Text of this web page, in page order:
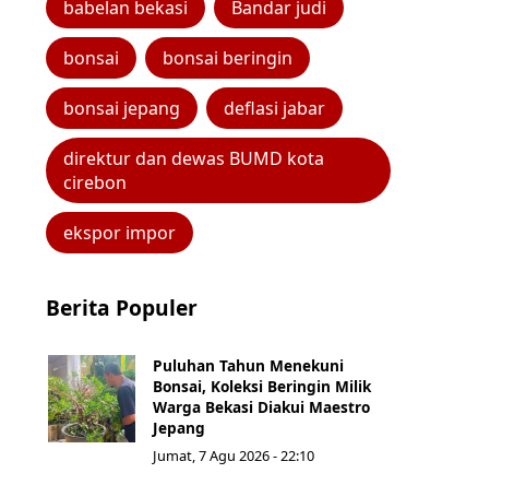
babelan bekasi Bandar judi
bonsai bonsai beringin
bonsai jepang deflasi jabar
direktur dan dewas BUMD kota
cirebon
ekspor impor
Berita Populer
Puluhan Tahun Menekuni
Bonsai, Koleksi Beringin Milik
Warga Bekasi Diakui Maestro
Jepang
Jumat, 7 Agu 2026 - 22:10